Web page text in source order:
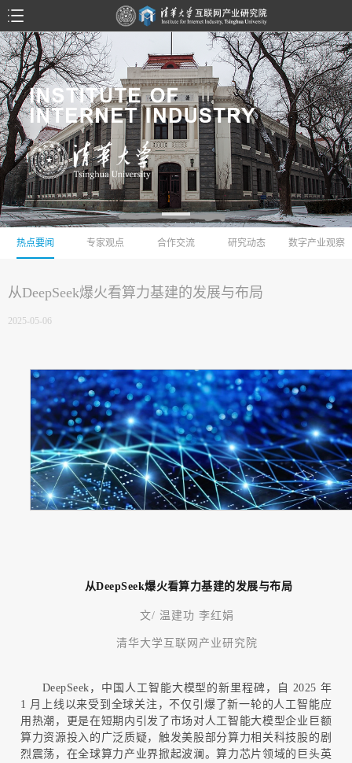
热点要闻 专家观点 合作交流 研究动态 数字产业观察
从DeepSeek爆火看算力基建的发展与布局
2025-05-06
从DeepSeek爆火看算力基建的发展与布局
文/ 温建功 李红娟
清华大学互联网产业研究院
DeepSeek ，中国人工智能大模型的新里程碑，自 2025 年
1 月上线以来受到全球关注，不仅引爆了新一轮的人工智能应
用热潮，更是在短期内引发了市场对人工智能大模型企业巨额
算力资源投入的广泛质疑，触发美股部分算力相关科技股的剧
烈震荡，在全球算力产业界掀起波澜。算力芯片领域的巨头英